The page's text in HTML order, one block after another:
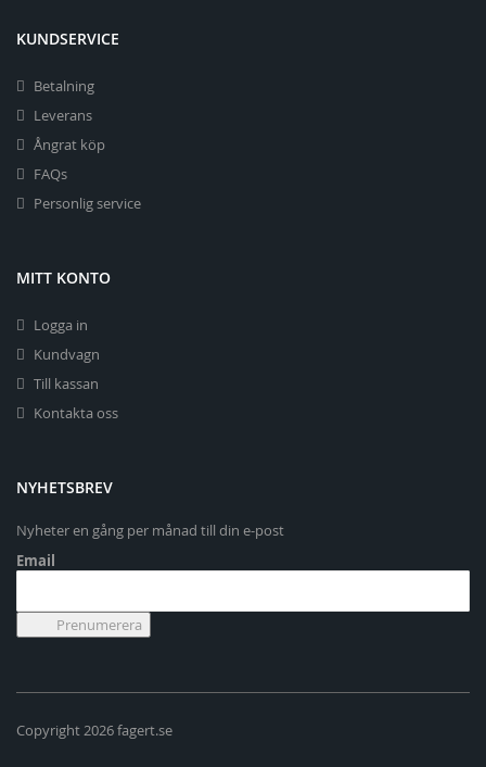
KUNDSERVICE
Betalning
Leverans
Ångrat köp
FAQs
Personlig service
MITT KONTO
Logga in
Kundvagn
Till kassan
Kontakta oss
NYHETSBREV
Nyheter en gång per månad till din e-post
Email
Copyright 2026 fagert.se